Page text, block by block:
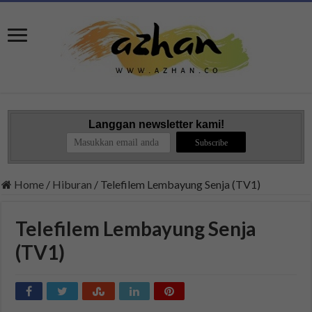
Langgan newsletter kami!
Home / Hiburan / Telefilem Lembayung Senja (TV1)
Telefilem Lembayung Senja
(TV1)